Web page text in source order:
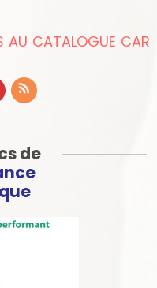
AU CATALOGUE CAR
de